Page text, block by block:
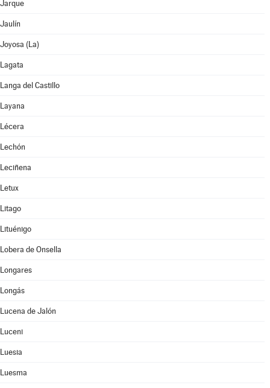
Jarque
Jaulín
Joyosa (La)
Lagata
Langa del Castillo
Layana
Lécera
Lechón
Leciñena
Letux
Litago
Lituénigo
Lobera de Onsella
Longares
Longás
Lucena de Jalón
Luceni
Luesia
Luesma